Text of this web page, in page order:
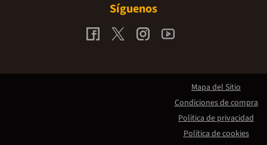
Síguenos
Mapa del Sitio
Condiciones de compra
Política de privacidad
Política de cookies